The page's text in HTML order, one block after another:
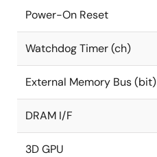
Power-On Reset
Watchdog Timer (ch)
External Memory Bus (bit)
DRAM I/F
3D GPU